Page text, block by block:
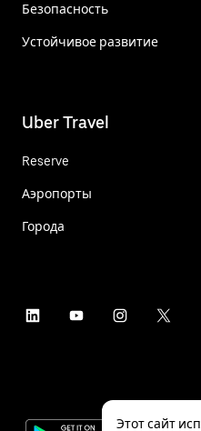
Безопасность
Устойчивое развитие
Uber Travel
Reserve
Аэропорты
Города
Этот сайт